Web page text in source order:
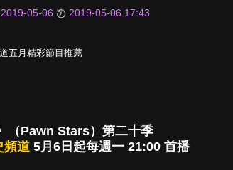
2019-05-06 2019-05-06 17:43
（Pawn Stars）第二十季
頻道 5月6日起每週一 21:00 首播